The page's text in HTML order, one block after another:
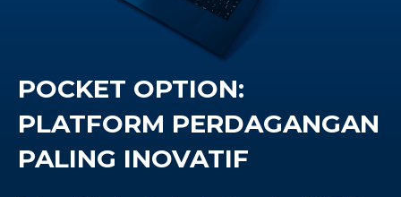
POCKET OPTION:
PLATFORM PERDAGANGAN
PALING INOVATIF